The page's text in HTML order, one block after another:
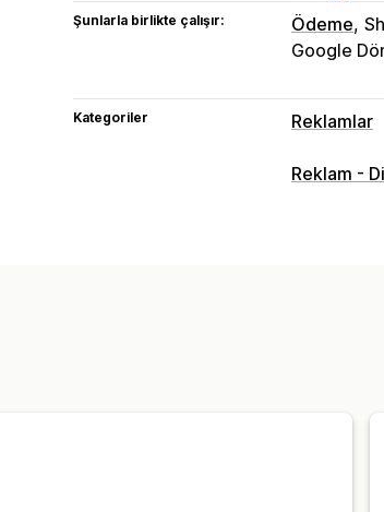
Şunlarla birlikte çalışır: Ödeme
Google
Kategoriler Reklamlar
Hedefleme
Reklam -